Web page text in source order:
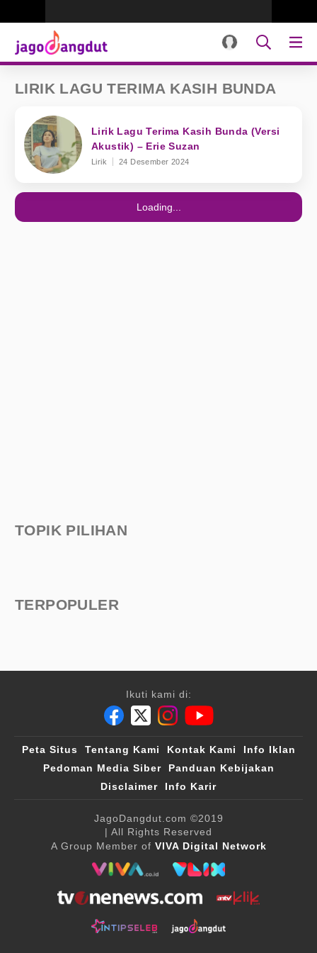
LIRIK LAGU TERIMA KASIH BUNDA
Lirik Lagu Terima Kasih Bunda (Versi
Akustik) – Erie Suzan
Lirik 24 Desember 2024
Loading...
TOPIK PILIHAN
TERPOPULER
Ikuti kami di:
Peta Situs Tentang Kami Kontak Kami
Info Iklan
Pedoman Media Siber
Panduan Kebijakan
Disclaimer
Info Karir
JagoDangdut.com ©2019
| All Rights Reserved
A Group Member of VIVA Digital Network